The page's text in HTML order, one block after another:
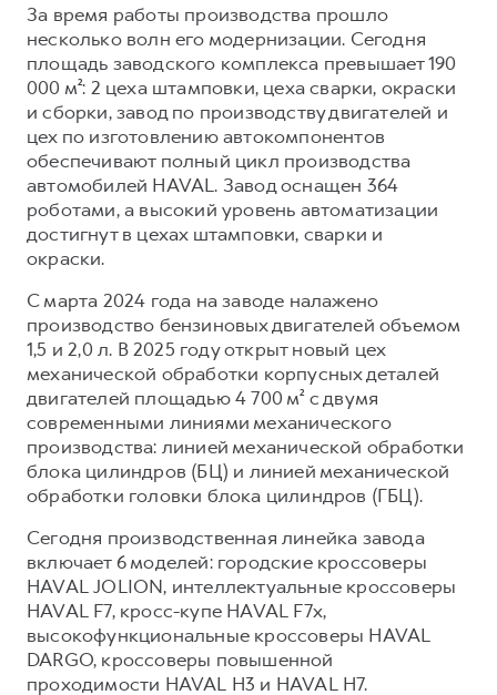
За время работы производства прошло
несколько волн его модернизации. Сегодня
площадь заводского комплекса превышает 190
000 м²: 2 цеха штамповки, цеха сварки, окраски
и сборки, завод по производству двигателей и
цех по изготовлению автокомпонентов
обеспечивают полный цикл производства
автомобилей HAVAL. Завод оснащен 364
роботами, а высокий уровень автоматизации
достигнут в цехах штамповки, сварки и
окраски.
С марта 2024 года на заводе налажено
производство бензиновых двигателей объемом
1,5 и 2,0 л. В 2025 году открыт новый цех
механической обработки корпусных деталей
двигателей площадью 4 700 м² с двумя
современными линиями механического
производства: линией механической обработки
блока цилиндров (БЦ) и линией механической
обработки головки блока цилиндров (ГБЦ).
Сегодня производственная линейка завода
включает 6 моделей: городские кроссоверы
HAVAL JOLION, интеллектуальные кроссоверы
HAVAL F7, кросс-купе HAVAL F7x,
высокофункциональные кроссоверы HAVAL
DARGO, кроссоверы повышенной
проходимости HAVAL H3 и HAVAL H7.